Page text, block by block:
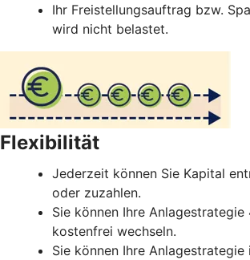
Ihr Freistellungsauftrag bzw.
wird nicht belastet.
Flexibilität
Jederzeit können Sie Kapital
oder zuzahlen.
Sie können Ihre
kostenfrei wechseln.
Sie können Ihre Anlagestrategie